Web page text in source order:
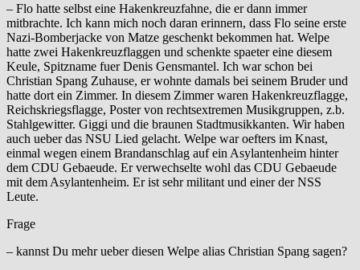
– Flo hatte selbst eine Hakenkreuzfahne, die er dann immer
mitbrachte. Ich kann mich noch daran erinnern, dass Flo seine erste
Nazi-Bomberjacke von Matze geschenkt bekommen hat. Welpe
hatte zwei Hakenkreuzflaggen und schenkte spaeter eine diesem
Keule, Spitzname fuer Denis Gensmantel. Ich war schon bei
Christian Spang Zuhause, er wohnte damals bei seinem Bruder und
hatte dort ein Zimmer. In diesem Zimmer waren Hakenkreuzflagge,
Reichskriegsflagge, Poster von rechtsextremen Musikgruppen, z.b.
Stahlgewitter. Giggi und die braunen Stadtmusikkanten. Wir haben
auch ueber das NSU Lied gelacht. Welpe war oefters im Knast,
einmal wegen einem Brandanschlag auf ein Asylantenheim hinter
dem CDU Gebaeude. Er verwechselte wohl das CDU Gebaeude
mit dem Asylantenheim. Er ist sehr militant und einer der NSS
Leute.
Frage
– kannst Du mehr ueber diesen Welpe alias Christian Spang sagen?